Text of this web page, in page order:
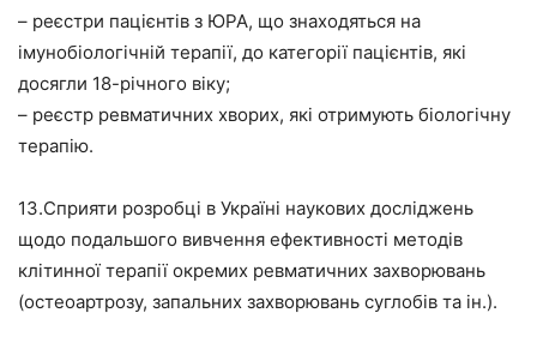
– реєстри пацієнтів з ЮРА, що знаходяться на
імунобіологічній терапії, до категорії пацієнтів, які
досягли 18-річного віку;
– реєстр ревматичних хворих, які отримують біологічну
терапію.
13.Сприяти розробці в Україні наукових досліджень
щодо подальшого вивчення ефективності методів
клітинної терапії окремих ревматичних захворювань
(остеоартрозу, запальних захворювань суглобів та ін.).